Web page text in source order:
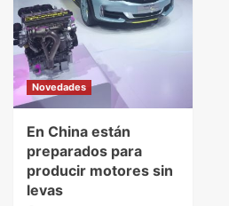
Novedades
En China están
preparados para
producir motores sin
levas